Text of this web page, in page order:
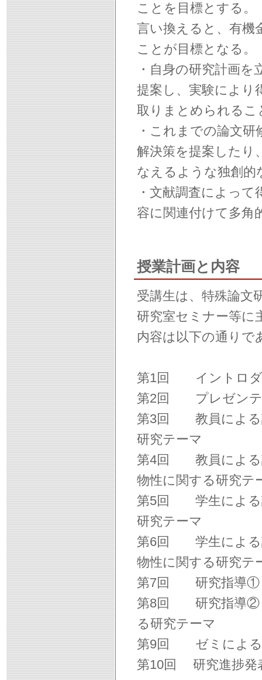
ことを目標とする。
言い換えると、有機
ことが目標となる。
・自身の研究計画
提案し、実験により
取りまとめられるこ
・これまでの論文
解決策を提案したり
なえるような独創
・文献調査によっ
容に関連付けて多角
授業計画と内容
受講生は、特殊論文
研究室セミナー等に
内容は以下の通りで
第1回 イントロダ
第2回 プレゼンテ
第3回 教員による
研究テーマ
第4回 教員による
物性に関する研究テ
第5回 学生による
研究テーマ
第6回 学生による
物性に関する研究テ
第7回 研究指導①
第8回 研究指導②
る研究テーマ
第9回 ゼミによる
第10回 研究進捗発